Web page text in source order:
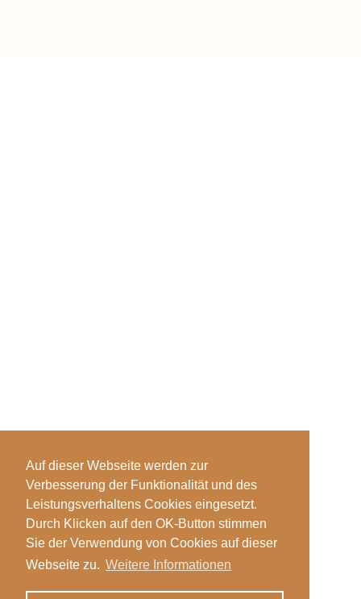
Auf dieser Webseite werden zur
Verbesserung der Funktionalität und des
Leistungsverhaltens Cookies eingesetzt.
Durch Klicken auf den OK-Button stimmen
Sie der Verwendung von Cookies auf dieser
Webseite zu. Weitere Informationen